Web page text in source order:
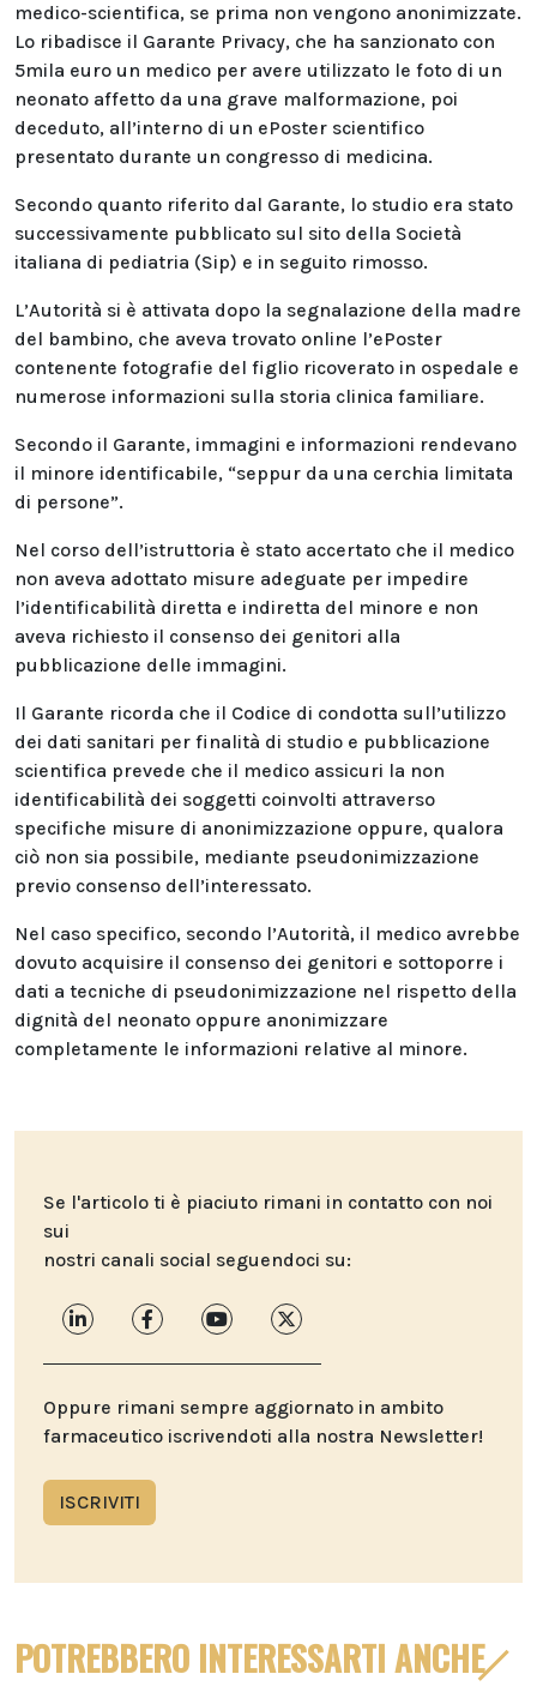
medico-scientifica, se prima non vengono anonimizzate.
Lo ribadisce il Garante Privacy, che ha sanzionato con
5mila euro un medico per avere utilizzato le foto di un
neonato affetto da una grave malformazione, poi
deceduto, all’interno di un ePoster scientifico
presentato durante un congresso di medicina.
Secondo quanto riferito dal Garante, lo studio era stato
successivamente pubblicato sul sito della Società
italiana di pediatria (Sip) e in seguito rimosso.
L’Autorità si è attivata dopo la segnalazione della madre
del bambino, che aveva trovato online l’ePoster
contenente fotografie del figlio ricoverato in ospedale e
numerose informazioni sulla storia clinica familiare.
Secondo il Garante, immagini e informazioni rendevano
il minore identificabile, “seppur da una cerchia limitata
di persone”.
Nel corso dell’istruttoria è stato accertato che il medico
non aveva adottato misure adeguate per impedire
l’identificabilità diretta e indiretta del minore e non
aveva richiesto il consenso dei genitori alla
pubblicazione delle immagini.
Il Garante ricorda che il Codice di condotta sull’utilizzo
dei dati sanitari per finalità di studio e pubblicazione
scientifica prevede che il medico assicuri la non
identificabilità dei soggetti coinvolti attraverso
specifiche misure di anonimizzazione oppure, qualora
ciò non sia possibile, mediante pseudonimizzazione
previo consenso dell’interessato.
Nel caso specifico, secondo l’Autorità, il medico avrebbe
dovuto acquisire il consenso dei genitori e sottoporre i
dati a tecniche di pseudonimizzazione nel rispetto della
dignità del neonato oppure anonimizzare
completamente le informazioni relative al minore.
Se l'articolo ti è piaciuto rimani in contatto con noi
sui
nostri canali social seguendoci su:
Oppure rimani sempre aggiornato in ambito
farmaceutico iscrivendoti alla nostra Newsletter!
ISCRIVITI
POTREBBERO INTERESSARTI ANCHE